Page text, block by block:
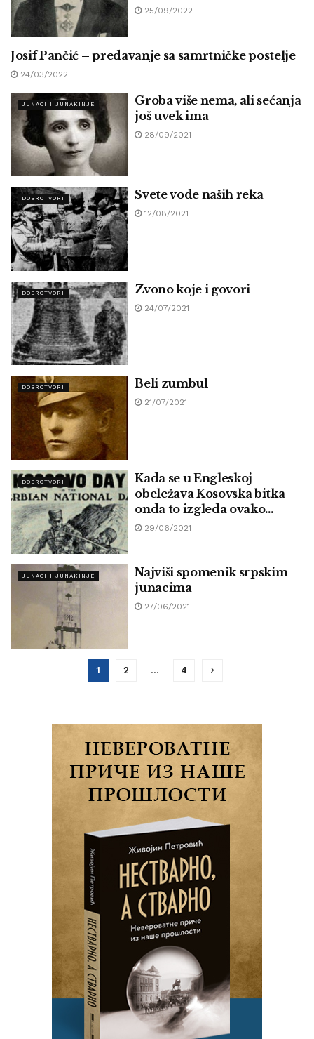
25/09/2022
JUNACI I JUNAKINJE
Josif Pančić – predavanje sa samrtničke postelje
24/03/2022
JUNACI I JUNAKINJE
Groba više nema, ali sećanja
još uvek ima
28/09/2021
DOBROTVORI Svete vode naših reka
12/08/2021
DOBROTVORI Zvono koje i govori
24/07/2021
DOBROTVORI Beli zumbul
21/07/2021
DOBROTVORI
Kada se u Engleskoj
obeležava Kosovska bitka
onda to izgleda ovako…
29/06/2021
JUNACI I JUNAKINJE
Najviši spomenik srpskim
junacima
27/06/2021
1 2 … 4